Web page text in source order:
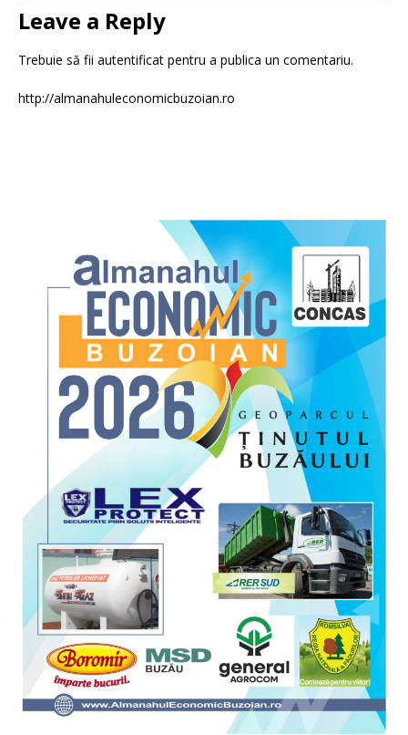
Leave a Reply
Trebuie să fii autentificat pentru a publica un comentariu.
http://almanahuleconomicbuzoian.ro